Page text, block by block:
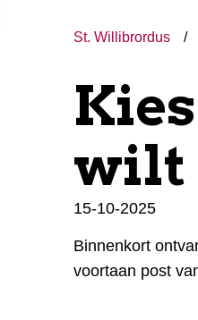
St. Willibrordus
wilt
15-10-2025
Binnenkort
voortaan post